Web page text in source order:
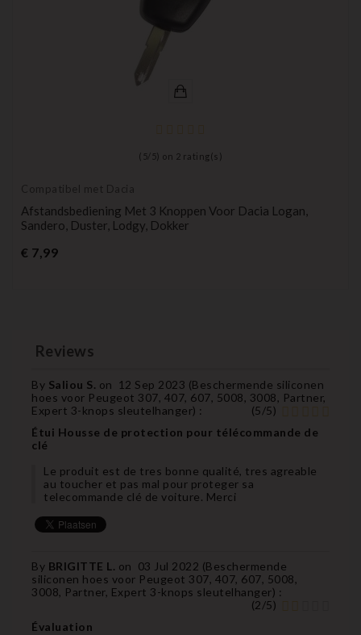
( 5/ 5) on 2 rating(s)
Compatibel met Dacia
Afstandsbediening Met 3 Knoppen Voor Dacia Logan,
Sandero, Duster, Lodgy, Dokker
€ 7,99Prijs
Reviews
By Saliou S. on 12 Sep 2023 (Beschermende siliconen
hoes voor Peugeot 307, 407, 607, 5008, 3008, Partner,
Expert 3-knops sleutelhanger) : (5/5)
Étui Housse de protection pour télécommande de
clé
Le produit est de tres bonne qualité, tres agreable
au toucher et pas mal pour proteger sa
telecommande clé de voiture. Merci
By BRIGITTE L. on 03 Jul 2022 (Beschermende
siliconen hoes voor Peugeot 307, 407, 607, 5008,
3008, Partner, Expert 3-knops sleutelhanger) :
(2/5)
Évaluation